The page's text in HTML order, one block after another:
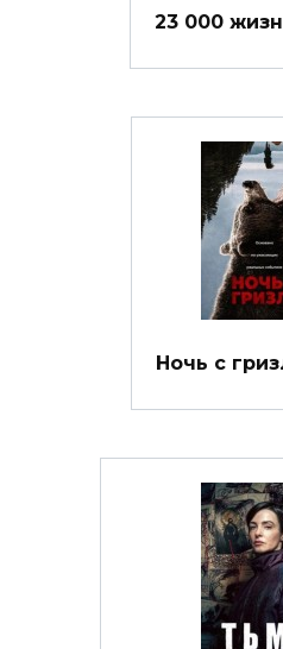
23 000
Ночь с